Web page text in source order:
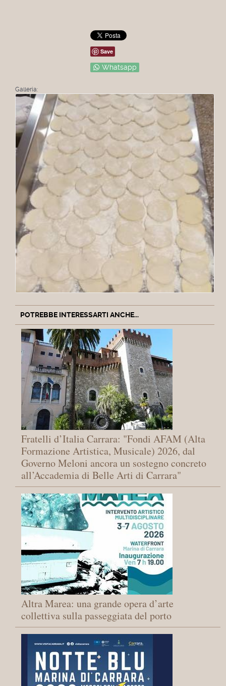
Save
Whatsapp
Galleria:
POTREBBE INTERESSARTI ANCHE...
Fratelli d’Italia Carrara: "Fondi AFAM (Alta
Formazione Artistica, Musicale) 2026, dal
Governo Meloni ancora un sostegno concreto
all’Accademia di Belle Arti di Carrara"
Altra Marea: una grande opera d’arte
collettiva sulla passeggiata del porto